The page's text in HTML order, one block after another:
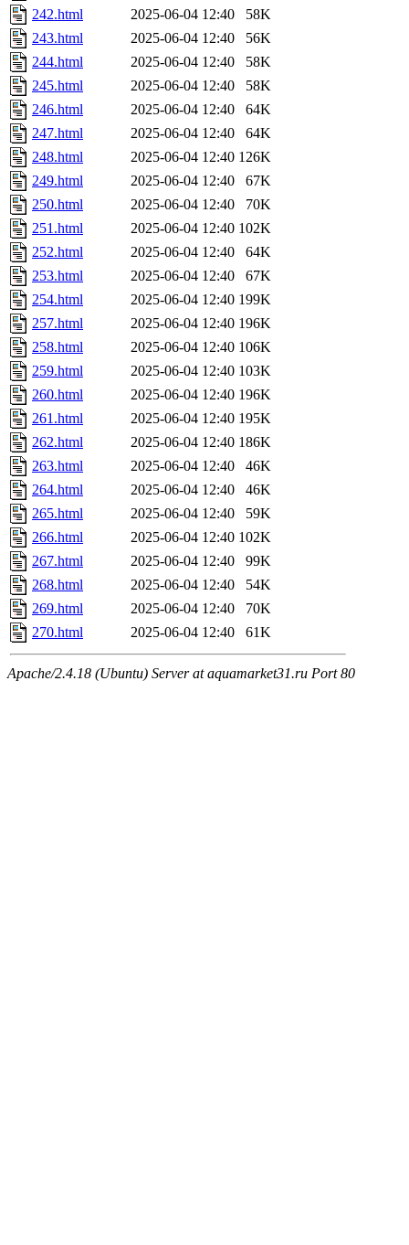
242.html
2025-06-04 12:40
58K
243.html
2025-06-04 12:40
56K
244.html
2025-06-04 12:40
58K
245.html
2025-06-04 12:40
58K
246.html
2025-06-04 12:40
64K
247.html
2025-06-04 12:40
64K
248.html
2025-06-04 12:40 126K
249.html
2025-06-04 12:40
67K
250.html
2025-06-04 12:40
70K
251.html
2025-06-04 12:40 102K
252.html
2025-06-04 12:40
64K
253.html
2025-06-04 12:40
67K
254.html
2025-06-04 12:40 199K
257.html
2025-06-04 12:40 196K
258.html
2025-06-04 12:40 106K
259.html
2025-06-04 12:40 103K
260.html
2025-06-04 12:40 196K
261.html
2025-06-04 12:40 195K
262.html
2025-06-04 12:40 186K
263.html
2025-06-04 12:40
46K
264.html
2025-06-04 12:40
46K
265.html
2025-06-04 12:40
59K
266.html
2025-06-04 12:40 102K
267.html
2025-06-04 12:40
99K
268.html
2025-06-04 12:40
54K
269.html
2025-06-04 12:40
70K
270.html
2025-06-04 12:40 61K
Apache/2.4.18 (Ubuntu) Server at aquamarket31.ru Port 80